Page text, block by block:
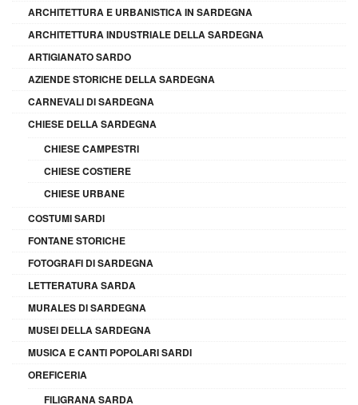
ARCHITETTURA E URBANISTICA IN SARDEGNA
ARCHITETTURA INDUSTRIALE DELLA SARDEGNA
ARTIGIANATO SARDO
AZIENDE STORICHE DELLA SARDEGNA
CARNEVALI DI SARDEGNA
CHIESE DELLA SARDEGNA
CHIESE CAMPESTRI
CHIESE COSTIERE
CHIESE URBANE
COSTUMI SARDI
FONTANE STORICHE
FOTOGRAFI DI SARDEGNA
LETTERATURA SARDA
MURALES DI SARDEGNA
MUSEI DELLA SARDEGNA
MUSICA E CANTI POPOLARI SARDI
OREFICERIA
FILIGRANA SARDA